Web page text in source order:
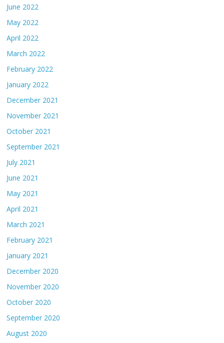
June 2022
May 2022
April 2022
March 2022
February 2022
January 2022
December 2021
November 2021
October 2021
September 2021
July 2021
June 2021
May 2021
April 2021
March 2021
February 2021
January 2021
December 2020
November 2020
October 2020
September 2020
August 2020